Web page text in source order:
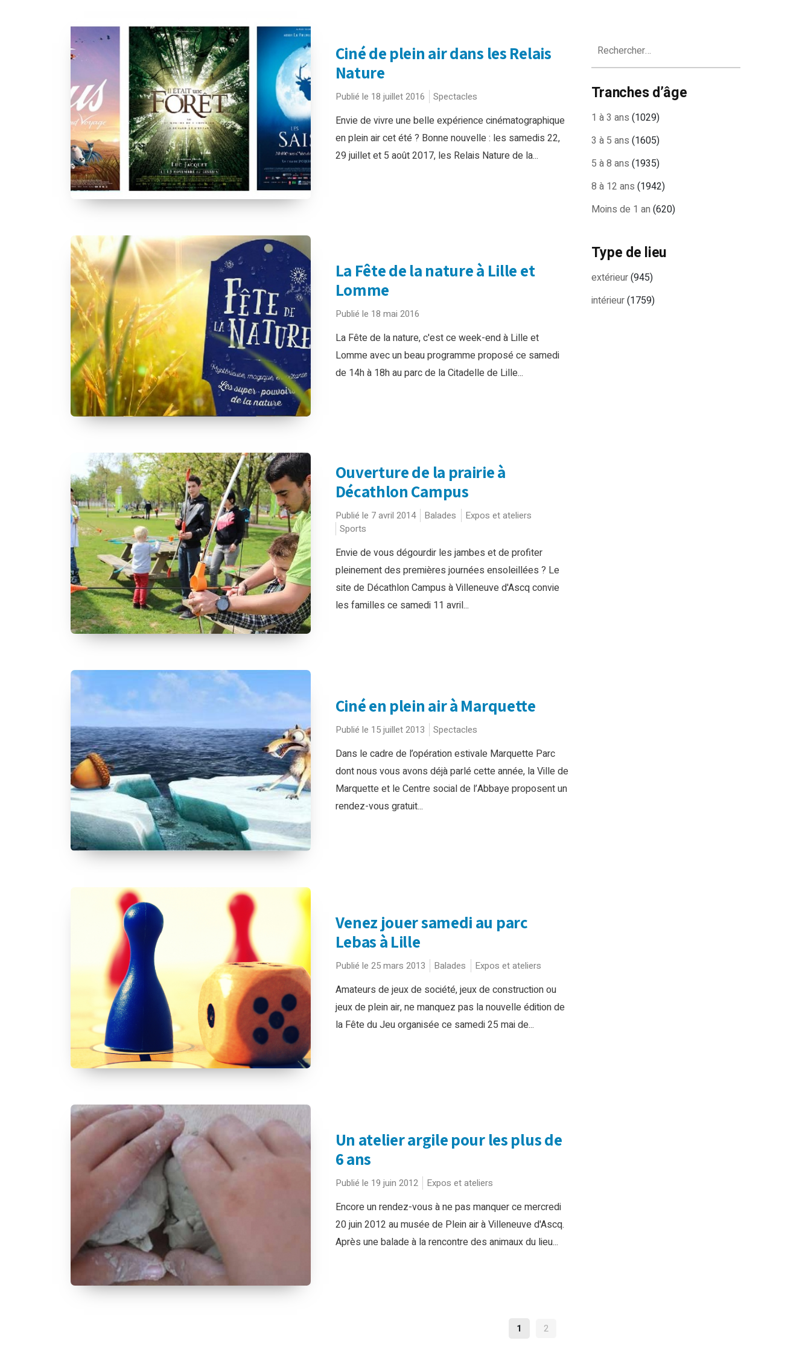
Ciné de plein air dans les Relais
Nature
Publié le 18 juillet 2016 Spectacles
Envie de vivre une belle expérience cinématographique
en plein air cet été ? Bonne nouvelle : les samedis 22,
29 juillet et 5 août 2017, les Relais Nature de la...
La Fête de la nature à Lille et
Lomme
Publié le 18 mai 2016
La Fête de la nature, c'est ce week-end à Lille et
Lomme avec un beau programme proposé ce samedi
de 14h à 18h au parc de la Citadelle de Lille...
Ouverture de la prairie à
Décathlon Campus
Publié le 7 avril 2014 Balades
Expos et ateliers
Sports
Envie de vous dégourdir les jambes et de profiter
pleinement des premières journées ensoleillées ? Le
site de Décathlon Campus à Villeneuve d'Ascq convie
les familles ce samedi 11 avril...
Ciné en plein air à Marquette
Publié le 15 juillet 2013 Spectacles
Dans le cadre de l’opération estivale Marquette Parc
dont nous vous avons déjà parlé cette année, la Ville de
Marquette et le Centre social de l’Abbaye proposent un
rendez-vous gratuit...
Venez jouer samedi au parc
Lebas à Lille
Publié le 25 mars 2013 Balades Expos et ateliers
Amateurs de jeux de société, jeux de construction ou
jeux de plein air, ne manquez pas la nouvelle édition de
la Fête du Jeu organisée ce samedi 25 mai de...
Un atelier argile pour les plus de
6 ans
Publié le 19 juin 2012 Expos et ateliers
Encore un rendez-vous à ne pas manquer ce mercredi
20 juin 2012 au musée de Plein air à Villeneuve d'Ascq.
Après une balade à la rencontre des animaux du lieu...
NAVIGATION
1 2
Tranches d’âge
1 à 3 ans (1029)
3 à 5 ans (1605)
5 à 8 ans (1935)
8 à 12 ans (1942)
Moins de 1 an (620)
Type de lieu
extérieur(945)
intérieur(1759)